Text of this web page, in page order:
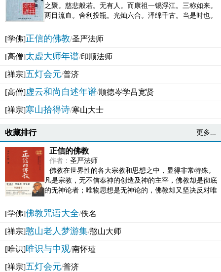
之聚。慈悲般若。无有人。而康祖一锡浮江。三称如来。
两目流血。舍利投瓶。光灿六合。泽绵千古。当是时也。
[学佛]正信的佛教/圣严法师
[高僧]太虚大师年谱/印顺法师
[禅宗]五灯会元/普济
[高僧]虚云和尚自述年谱/顺德岑学吕宽贤
[禅宗]寒山拾得诗/寒山大士
收藏排行 更多...
正信的佛教
作者： 圣严法师
佛教在世界性的各大宗教和思想之中，显得非常特殊。
凡是宗教，无不信奉神的创造及神的主宰，佛教却是彻底
的无神论者；唯物思想是无神论的，佛教却又坚决反对唯
[学佛]佛教咒语大全/佚名
[禅宗]憨山老人梦游集/憨山大师
[唯识]唯识与中观/南怀瑾
[禅宗]五灯会元/普济